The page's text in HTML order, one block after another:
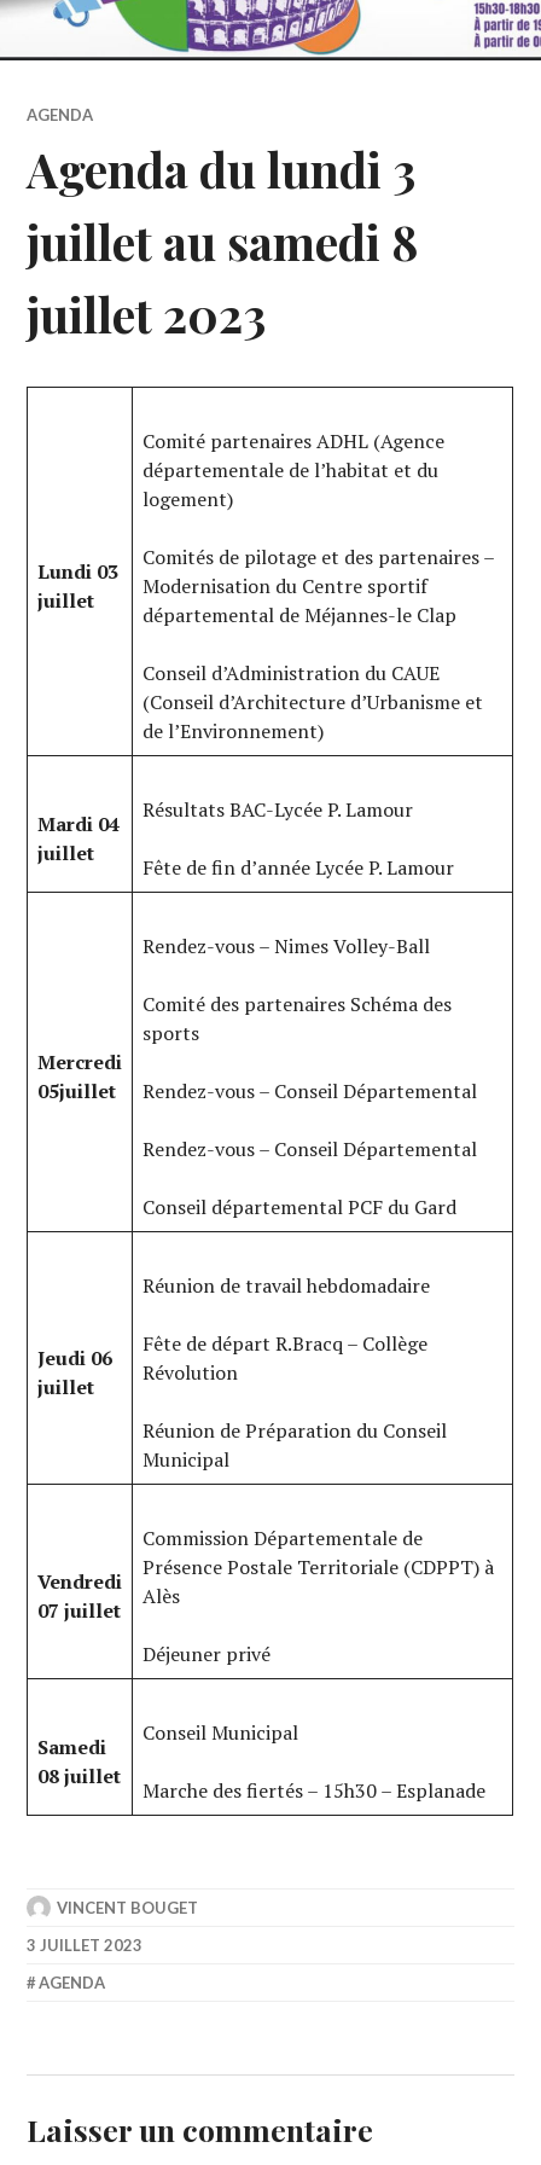
AGENDA
Agenda du lundi 3
juillet au samedi 8
juillet 2023
Lundi 03
juillet
Comité partenaires ADHL (Agence
départementale de l’habitat et du
logement)
Comités de pilotage et des partenaires –
Modernisation du Centre sportif
départemental de Méjannes-le Clap
Conseil d’Administration du CAUE
(Conseil d’Architecture d’Urbanisme et
de l’Environnement)
Mardi 04
juillet
Résultats BAC-Lycée P. Lamour
Fête de fin d’année Lycée P. Lamour
Mercredi
05juillet
Rendez-vous – Nimes Volley-Ball
Comité des partenaires Schéma des
sports
Rendez-vous – Conseil Départemental
Rendez-vous – Conseil Départemental
Conseil départemental PCF du Gard
Jeudi 06
juillet
Réunion de travail hebdomadaire
Fête de départ R.Bracq – Collège
Révolution
Réunion de Préparation du Conseil
Municipal
Vendredi
07 juillet
Commission Départementale de
Présence Postale Territoriale (CDPPT) à
Alès
Déjeuner privé
Samedi
08 juillet
Conseil Municipal
Marche des fiertés – 15h30 – Esplanade
VINCENT BOUGET
3 JUILLET 2023
AGENDA
Laisser un commentaire